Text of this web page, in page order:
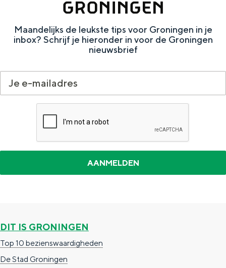
GRONINGEN
Maandelijks de leukste tips voor Groningen in je
inbox? Schrijf je hieronder in voor de Groningen
nieuwsbrief
DIT IS GRONINGEN
Top 10 bezienswaardigheden
De Stad Groningen